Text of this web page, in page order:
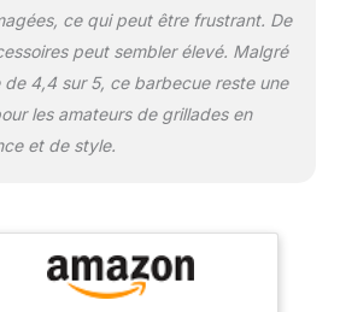
ce qui peut être frustrant. De
peut sembler élevé. Malgré
4,4 sur 5, ce barbecue reste une
les amateurs de grillades en
et de style.